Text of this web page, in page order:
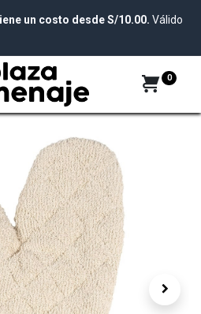
un costo desde S/10.00. Válido
0